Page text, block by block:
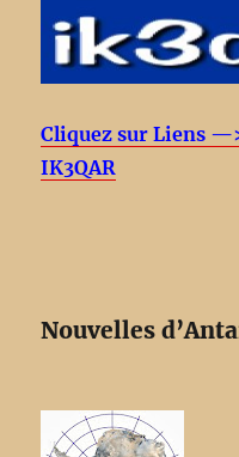
Cliquez sur Liens
IK3QAR
Nouvelles